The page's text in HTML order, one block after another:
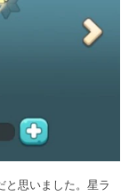
と思いました。星ラ